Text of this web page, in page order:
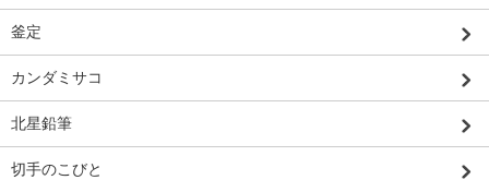
釜定
カンダミサコ
北星鉛筆
切手のこびと